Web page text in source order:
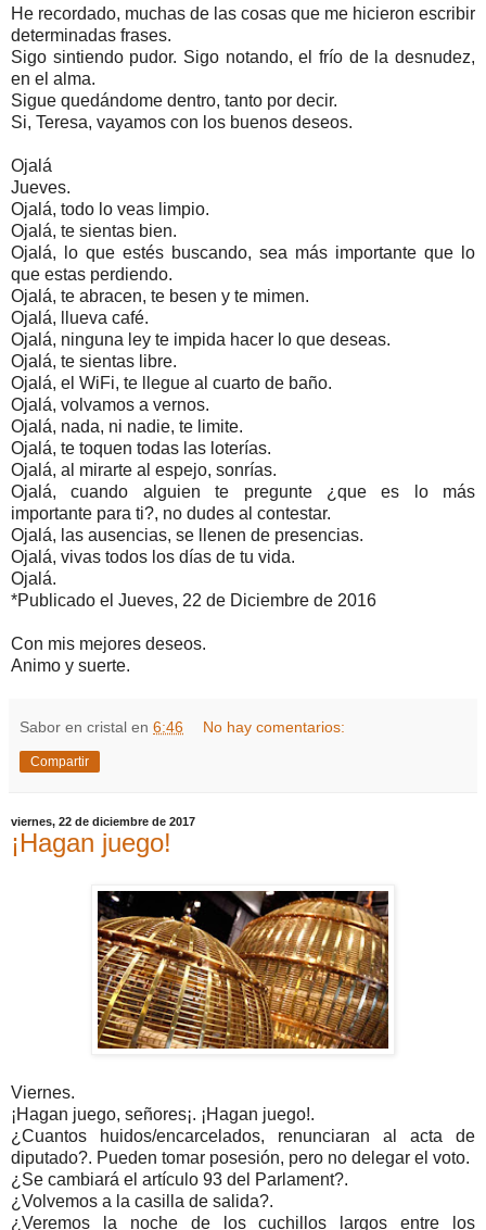
He recordado, muchas de las cosas que me hicieron escribir
determinadas frases.
Sigo sintiendo pudor. Sigo notando, el frío de la desnudez,
en el alma.
Sigue quedándome dentro, tanto por decir.
Si, Teresa, vayamos con los buenos deseos.
Ojalá
Jueves.
Ojalá, todo lo veas limpio.
Ojalá, te sientas bien.
Ojalá, lo que estés buscando, sea más importante que lo
que estas perdiendo.
Ojalá, te abracen, te besen y te mimen.
Ojalá, llueva café.
Ojalá, ninguna ley te impida hacer lo que deseas.
Ojalá, te sientas libre.
Ojalá, el WiFi, te llegue al cuarto de baño.
Ojalá, volvamos a vernos.
Ojalá, nada, ni nadie, te limite.
Ojalá, te toquen todas las loterías.
Ojalá, al mirarte al espejo, sonrías.
Ojalá, cuando alguien te pregunte ¿que es lo más
importante para ti?, no dudes al contestar.
Ojalá, las ausencias, se llenen de presencias.
Ojalá, vivas todos los días de tu vida.
Ojalá.
*Publicado el Jueves, 22 de Diciembre de 2016
Con mis mejores deseos.
Animo y suerte.
Sabor en cristal en 6:46 No hay comentarios:
Compartir
viernes, 22 de diciembre de 2017
¡Hagan juego!
Viernes.
¡Hagan juego, señores¡. ¡Hagan juego!.
¿Cuantos huidos/encarcelados, renunciaran al acta de
diputado?. Pueden tomar posesión, pero no delegar el voto.
¿Se cambiará el artículo 93 del Parlament?.
¿Volvemos a la casilla de salida?.
¿Veremos la noche de los cuchillos largos entre los